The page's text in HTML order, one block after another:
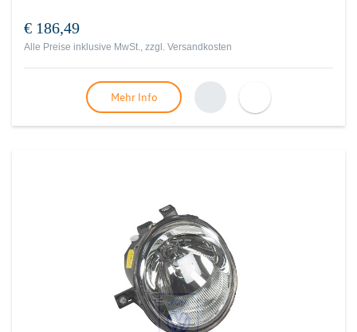
€ 186,49
Alle Preise inklusive MwSt., zzgl. Versandkosten
Mehr Info